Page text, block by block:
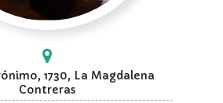
1730, La Magdalena
Contreras